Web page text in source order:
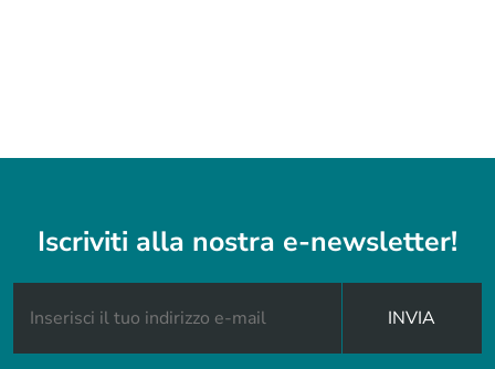
Iscriviti alla nostra e-newsletter!
INVIA